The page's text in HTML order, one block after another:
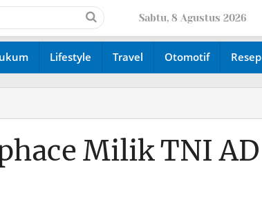
Sabtu, 8 Agustus 2026
Lifestyle Travel Otomotif Resep
Milik TNI AD